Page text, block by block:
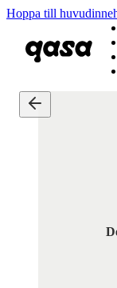
Hoppa till